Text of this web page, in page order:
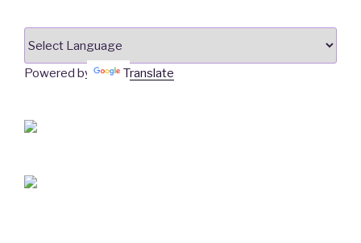
Powered by Translate